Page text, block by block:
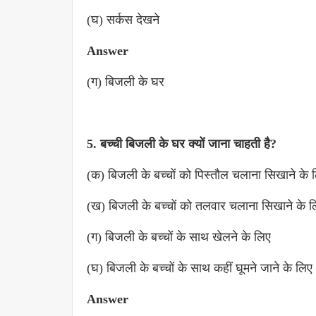
(घ) सर्कस देखने
Answer
(ग) बिजली के घर
5. बच्ची बिजली के घर क्यों जाना चाहती है?
(क) बिजली के बच्चों को पिस्तौल चलाना सिखाने के
(ख) बिजली के बच्चों को तलवार चलाना सिखाने के
(ग) बिजली के बच्चों के साथ खेलने के लिए
(घ) बिजली के बच्चों के साथ कहीं घूमने जाने के लिए
Answer